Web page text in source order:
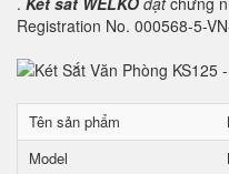
Registration No. 000568-5-
Tên sản phẩm
Model